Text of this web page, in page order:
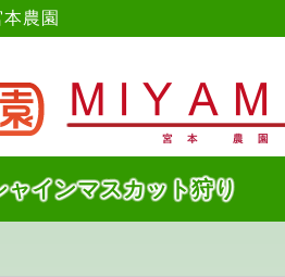
農園
ャインマスカット狩り